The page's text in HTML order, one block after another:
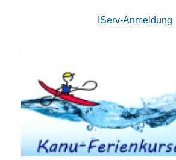
IServ-Anmeldung